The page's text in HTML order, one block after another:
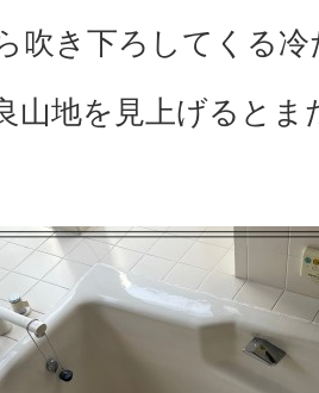
吹き下ろしてくる
山地を見上げると